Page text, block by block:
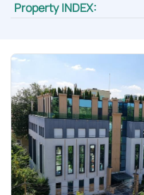
Property INDEX: